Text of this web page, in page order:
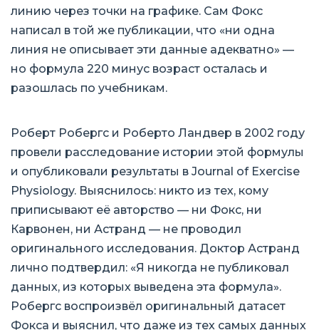
линию через точки на графике. Сам Фокс
написал в той же публикации, что «ни одна
линия не описывает эти данные адекватно» —
но формула 220 минус возраст осталась и
разошлась по учебникам.
Роберт Робергс и Роберто Ландвер в 2002 году
провели расследование истории этой формулы
и опубликовали результаты в Journal of Exercise
Physiology. Выяснилось: никто из тех, кому
приписывают её авторство — ни Фокс, ни
Карвонен, ни Астранд — не проводил
оригинального исследования. Доктор Астранд
лично подтвердил: «Я никогда не публиковал
данных, из которых выведена эта формула».
Робергс воспроизвёл оригинальный датасет
Фокса и выяснил, что даже из тех самых данных